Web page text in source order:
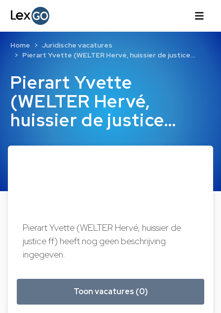
Pierart Yvette
(WELTER Hervé,
huissier de justice…
Home
Juridische vacatures
Pierart Yvette (WELTER Hervé, huissier de justice…
Pierart Yvette (WELTER Hervé, huissier de
justice ff) heeft nog geen beschrijving
ingegeven.
Toon vacatures (0)